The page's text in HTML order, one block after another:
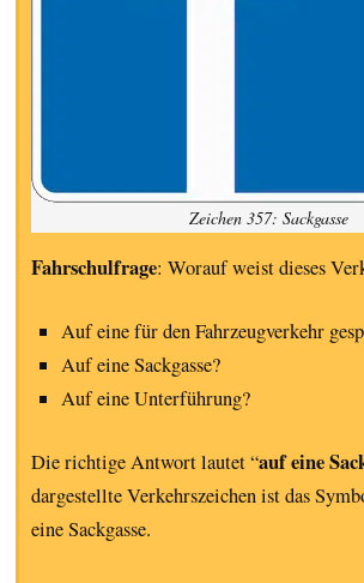
Zeichen 357: Sackgasse
Fahrschulfrage: Worauf weist dieses
Auf eine für den Fahrzeugverkehr
Auf eine Sackgasse?
Auf eine Unterführung?
Die richtige Antwort lautet “auf eine
dargestellte Verkehrszeichen ist das
eine Sackgasse.